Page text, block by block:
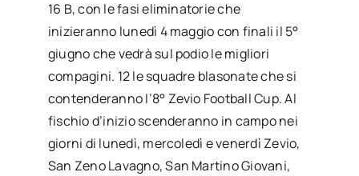
16 B, con le fasi eliminatorie che
inizieranno lunedì 4 maggio con finali il 5°
giugno che vedrà sul podio le migliori
compagini. 12 le squadre blasonate che si
contenderanno l’8° Zevio Football Cup. Al
fischio d’inizio scenderanno in campo nei
giorni di lunedì, mercoledì e venerdì Zevio,
San Zeno Lavagno, San Martino Giovani,